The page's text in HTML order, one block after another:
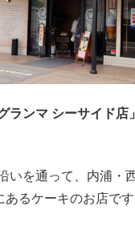
グランマ シーサイド店
いを通って、内浦・
るケーキのお店です